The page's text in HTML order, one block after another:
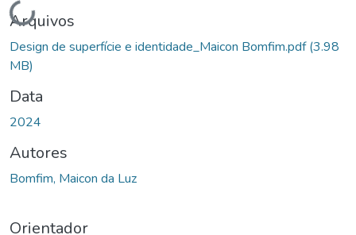
Carregando...
Arquivos
Design de superfície e identidade_Maicon Bomfim.pdf(3.98
MB)
Data
2024
Autores
Bomfim, Maicon da Luz
Orientador